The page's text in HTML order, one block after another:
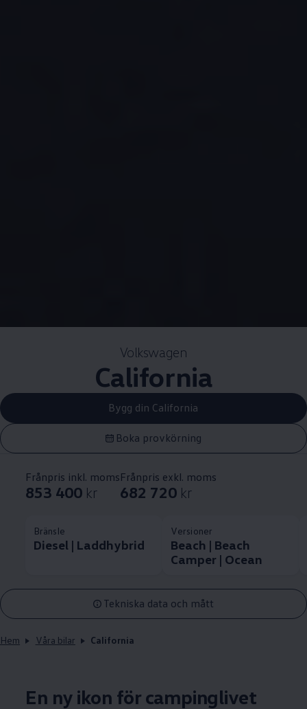
Volkswagen
California
Bygg din California
Boka provkörning
Frånpris inkl. moms
853 400 kr
Frånpris exkl. moms
682 720 kr
Bränsle
Diesel | Laddhybrid
Versioner
Beach | Beach
Camper | Ocean
Tekniska data och mått
Hem Våra bilar California
En ny ikon för campinglivet